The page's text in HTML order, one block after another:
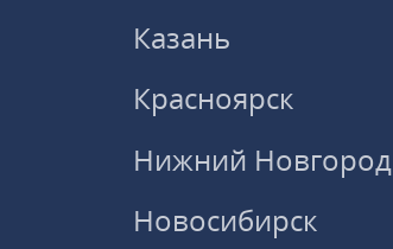
Казань
Красноярск
Нижний Новгород
Новосибирск